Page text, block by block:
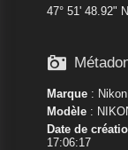
47° 51' 48.92"

Marque: Nikon
Modèle:
Date de
17:06:17